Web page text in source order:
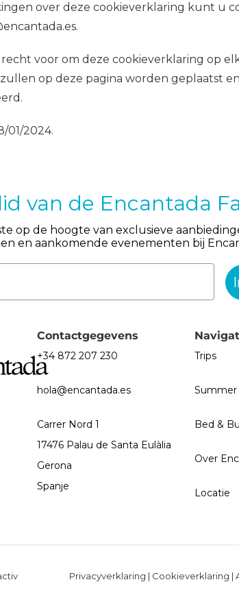
over deze cookieverklaring kunt u
.
voor om deze cookieverklaring op
op deze pagina worden geplaatst
01/2024.
van de Encantada
op de hoogte van exclusieve
en aankomende evenementen bij
Contactgegevens
+34 872 207 230
hola@encantada.es
Carrer Nord 1
17476 Palau de Santa Eulàlia
Gerona
Spanje
Trips
Summer
Bed &
Over
Locatie
Privacyverklaring | Cookieverklaring |